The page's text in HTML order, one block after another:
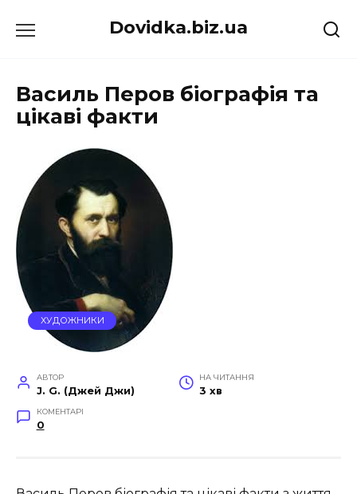
до
Dovidka.biz.ua
Василь Перов біографія та
цікаві факти
ХУДОЖНИКИ
АВТОР
J. G. (Джей Джи)
НА ЧИТАННЯ
3 хв
КОМЕНТАРІ
0